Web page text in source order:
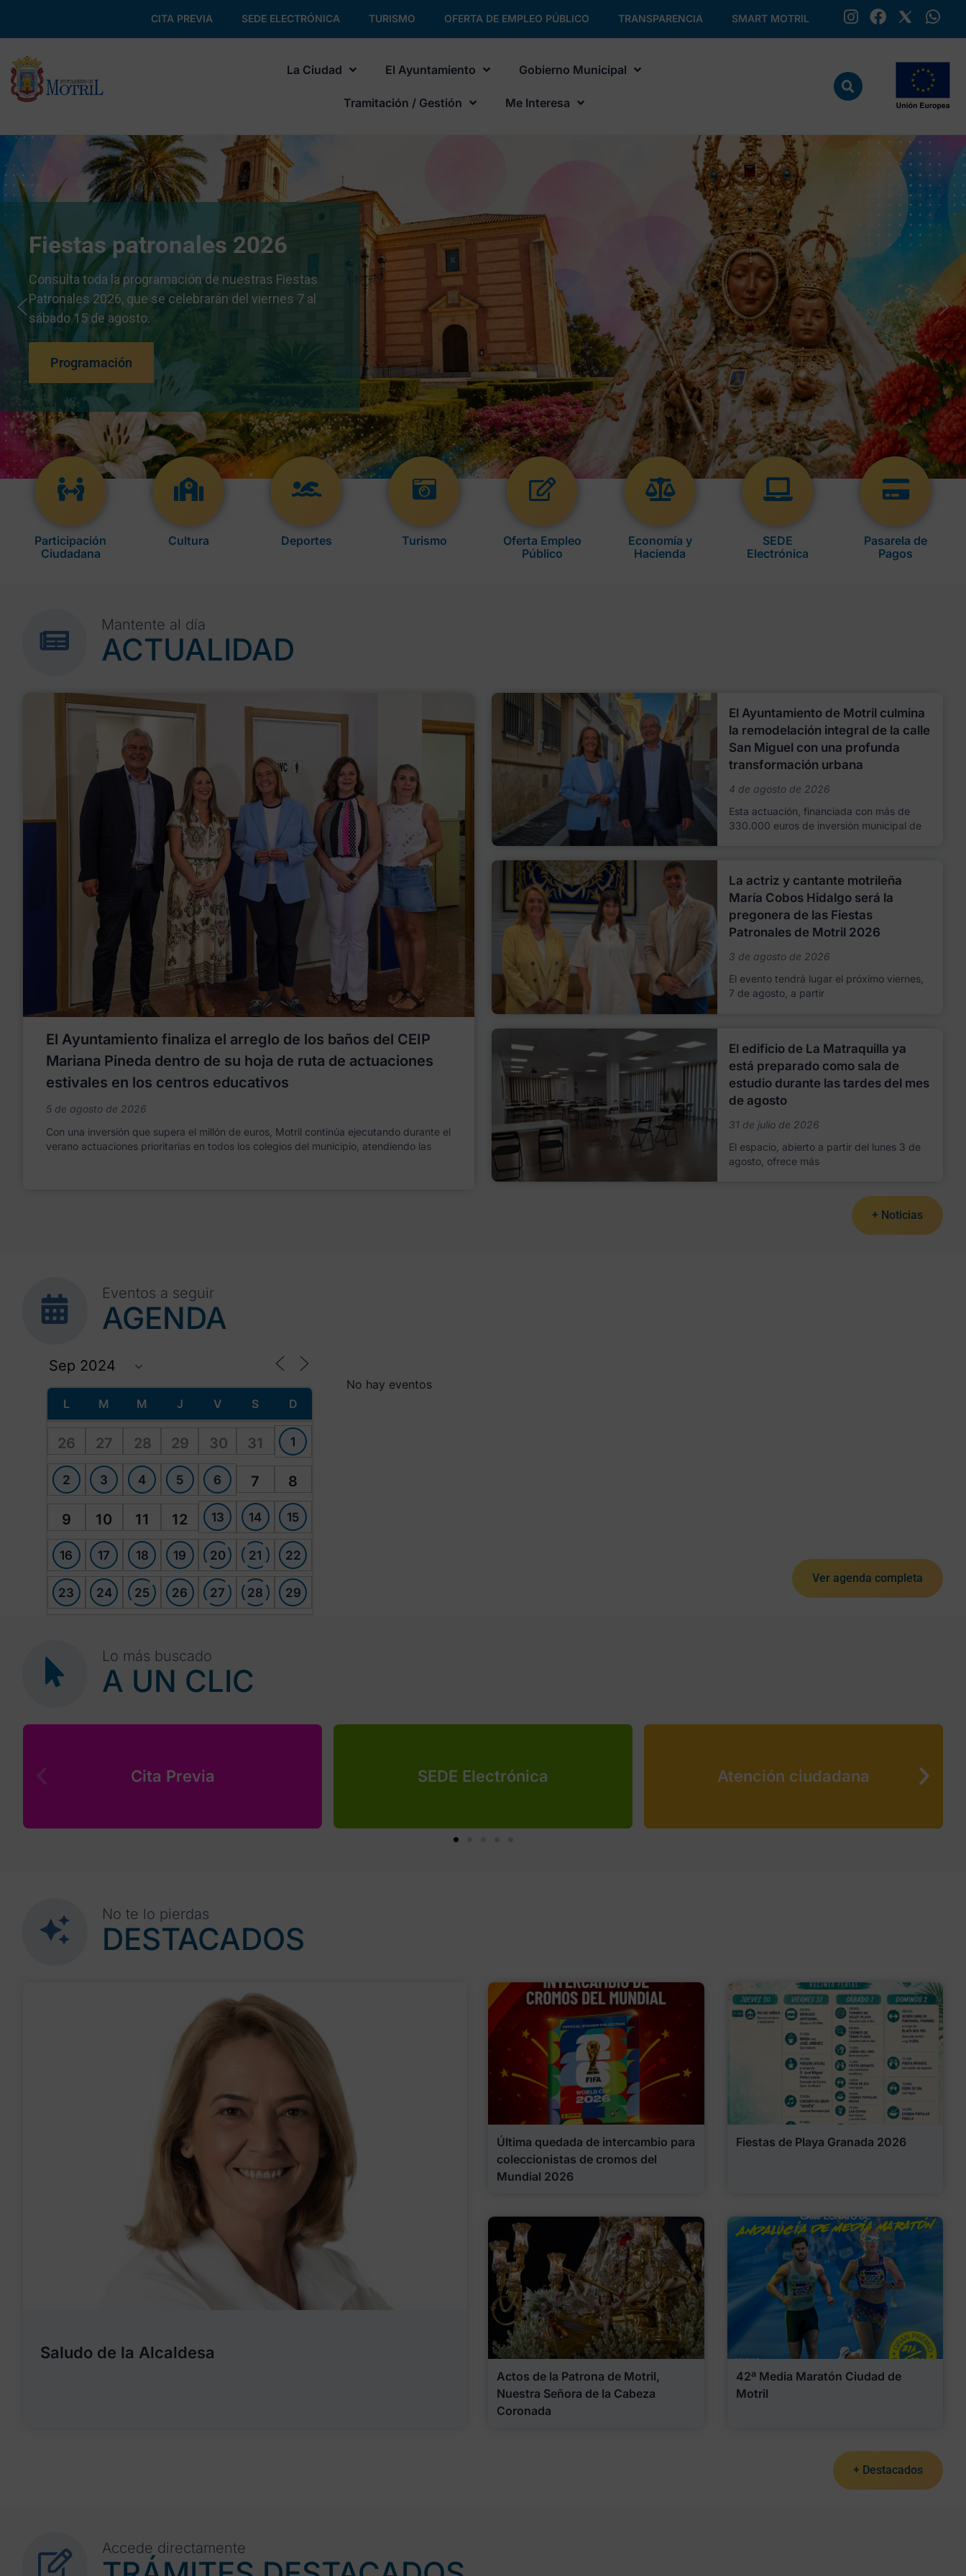
CITA PREVIA SEDE ELECTRÓNICA TURISMO OFERTA DE EMPLEO PÚBLICO TRANSPARENCIA SMART MOTRIL
La Ciudad El Ayuntamiento Gobierno Municipal
Tramitación / Gestión Me Interesa
Fiestas patronales 2026
Consulta toda la programación de nuestras Fiestas
Patronales 2026, que se celebrarán del viernes 7 al
sábado 15 de agosto.
Programación
Participación
Ciudadana
Cultura Deportes Turismo
Oferta Empleo
Público
Economía y
Hacienda
SEDE
Electrónica
Pasarela de
Pagos
Mantente al día
ACTUALIDAD
El Ayuntamiento finaliza el arreglo de los baños del CEIP
Mariana Pineda dentro de su hoja de ruta de actuaciones
estivales en los centros educativos
5 de agosto de 2026
Con una inversión que supera el millón de euros, Motril continúa ejecutando durante el
verano actuaciones prioritarias en todos los colegios del municipio, atendiendo las
El Ayuntamiento de Motril culmina
la remodelación integral de la calle
San Miguel con una profunda
transformación urbana
4 de agosto de 2026
Esta actuación, financiada con más de
330.000 euros de inversión municipal de
La actriz y cantante motrileña
María Cobos Hidalgo será la
pregonera de las Fiestas
Patronales de Motril 2026
3 de agosto de 2026
El evento tendrá lugar el próximo viernes,
7 de agosto, a partir
El edificio de La Matraquilla ya
está preparado como sala de
estudio durante las tardes del mes
de agosto
31 de julio de 2026
El espacio, abierto a partir del lunes 3 de
agosto, ofrece más
+ Noticias
Eventos a seguir
AGENDA
L M M J V S D
26 27 28 29 30 31 1
2 3 4 5 6 7 8
9 10 11 12 13 14 15
16 17 18 19 20 21 22
23 24 25 26 27 28 29
No hay eventos
Ver agenda completa
Lo más buscado
A UN CLIC
Cita Previa SEDE Electrónica Atención ciudadana
No te lo pierdas
DESTACADOS
Saludo de la Alcaldesa
Última quedada de intercambio para
coleccionistas de cromos del
Mundial 2026
Fiestas de Playa Granada 2026
Actos de la Patrona de Motril,
Nuestra Señora de la Cabeza
Coronada
42ª Media Maratón Ciudad de
Motril
+ Destacados
Accede directamente